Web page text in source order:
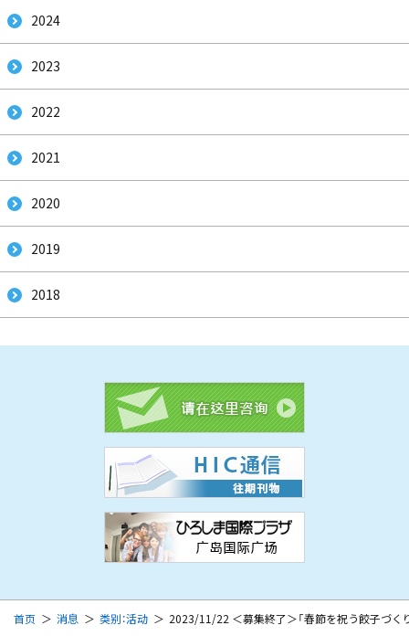
2024
2023
2022
2021
2020
2019
2018
首页 消息 类别：活动 2023/11/22 ＜募集終了＞「春節を祝う餃子づく